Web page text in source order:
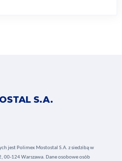
S.A.
jest Polimex Mostostal S.A. z siedzibą w
00-124 Warszawa. Dane osobowe osób